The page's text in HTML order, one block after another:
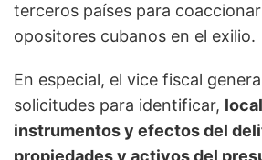
terceros países para
opositores cubanos en el exilio.
En especial, el vice fiscal
solicitudes para identificar,
instrumentos y efectos del
propiedades y activos del